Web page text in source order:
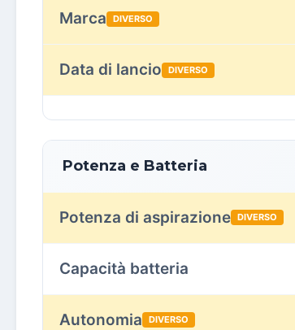
Marca DIVERSO
Data di lancio DIVERSO
Potenza e Batteria
Potenza di aspirazione DIVERSO
Capacità batteria
Autonomia DIVERSO